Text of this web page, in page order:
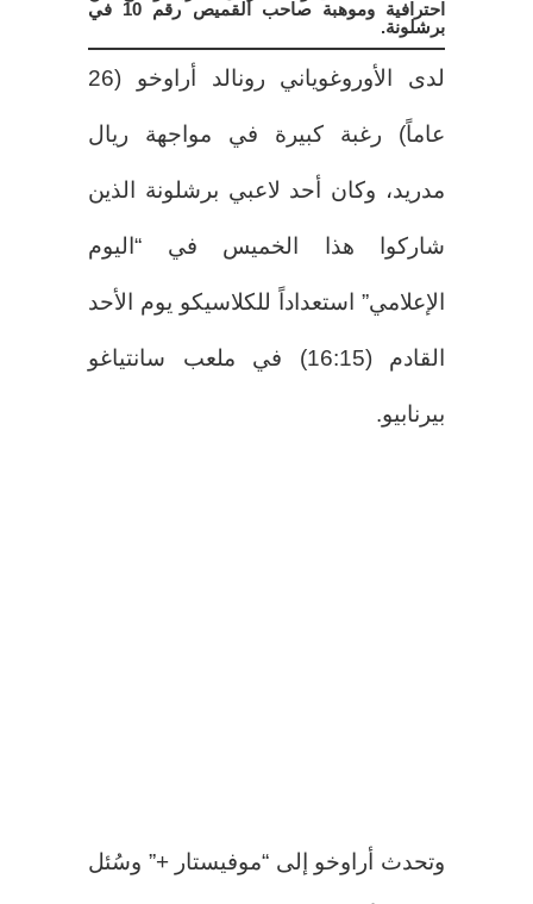
احترافية وموهبة صاحب القميص رقم 10 في
برشلونة.
لدى الأوروغوياني رونالد أراوخو (26
عاماً) رغبة كبيرة في مواجهة ريال
مدريد، وكان أحد لاعبي برشلونة الذين
شاركوا هذا الخميس في “اليوم
الإعلامي” استعداداً للكلاسيكو يوم الأحد
القادم (16:15) في ملعب سانتياغو
بيرنابيو.
وتحدث أراوخو إلى “موفيستار +” وسُئل